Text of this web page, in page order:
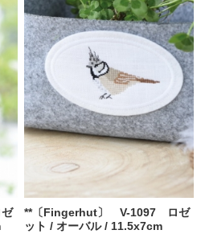
**〔Fingerhut〕 V-1097 ロゼ
ット / オーバル / 11.5x7cm